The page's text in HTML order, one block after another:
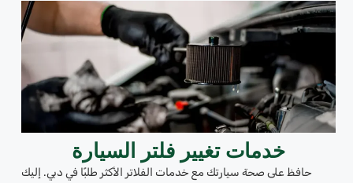
خدمات تغيير فلتر السيارة
حافظ على صحة سيارتك مع خدمات الفلاتر الأكثر طلبًا في دبي. إليك